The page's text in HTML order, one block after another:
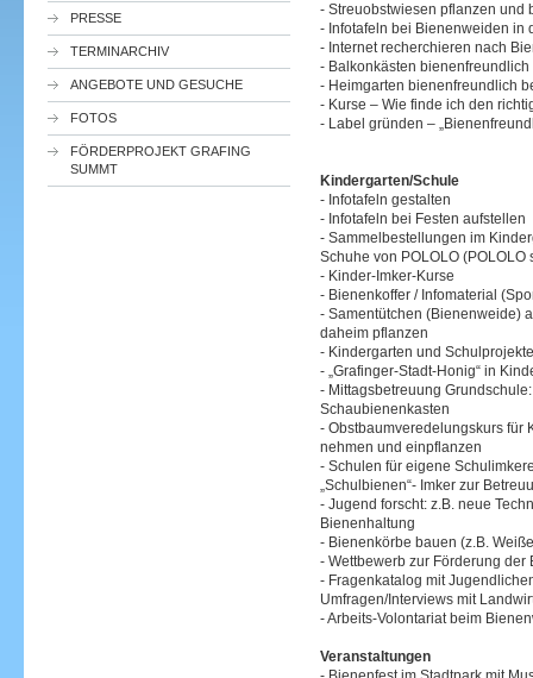
PRESSE
TERMINARCHIV
ANGEBOTE UND GESUCHE
FOTOS
FÖRDERPROJEKT GRAFING
SUMMT
- Streuobstwiesen pflanzen und
- Infotafeln bei Bienenweiden in
- Internet recherchieren nach
- Balkonkästen
- Heimgarten bienenfreundlich
- Kurse – Wie finde ich den
- Label gründen –
Kindergarten/Schule
- Infotafeln gestalten
- Infotafeln bei Festen aufstellen
- Sammelbestellungen im
Schuhe von POLOLO
- Kinder-Imker-Kurse
- Bienenkoffer / Infomaterial
- Samentütchen (Bienenweide)
daheim pflanzen
- Kindergarten und Schulprojekte
- „Grafinger-Stadt-Honig“ in
- Mittagsbetreuung
Schaubienenkasten
- Obstbaumveredelungskurs für
nehmen und einpflanzen
- Schulen für eigene
„Schulbienen“- Imker zur
- Jugend forscht: z.B. neue
Bienenhaltung
- Bienenkörbe bauen (z.B.
- Wettbewerb zur Förderung
- Fragenkatalog mit
Umfragen/Interviews mit
- Arbeits-Volontariat beim
Veranstaltungen